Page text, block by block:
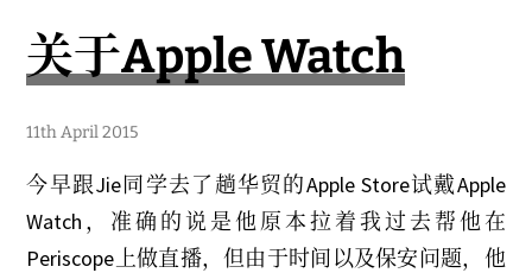
件
关于Apple Watch
11th April 2015
今早跟Jie同学去了趟华贸的Apple Store试戴Apple
Watch，准确的说是他原本拉着我过去帮他在
Periscope上做直播，但由于时间以及保安问题，他